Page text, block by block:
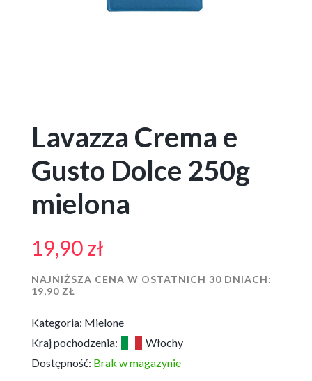
Lavazza Crema e
Gusto Dolce 250g
mielona
19,90zł
NAJNIŻSZA CENA W OSTATNICH 30 DNIACH:
19,90 ZŁ
Kategoria: Mielone
Kraj pochodzenia:
Włochy
Dostępność: Brak w magazynie